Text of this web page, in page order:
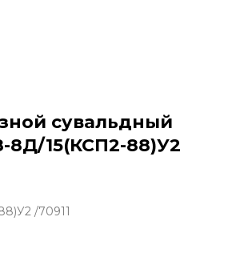
сувальдный
8Д/15(КСП2-88)У2
/70911